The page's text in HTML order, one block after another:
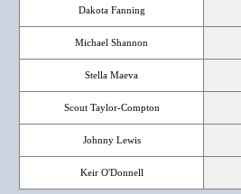
Dakota Fanning
Michael Shannon
Stella Maeva
Scout Taylor-Compton
Johnny Lewis
Keir O'Donnell